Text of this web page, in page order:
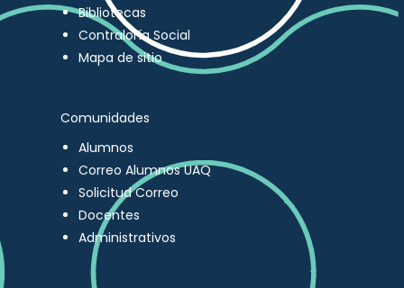
Bibliotecas
Contraloría Social
Mapa de sitio
Comunidades
Alumnos
Correo Alumnos UAQ
Solicitud Correo
Docentes
Administrativos